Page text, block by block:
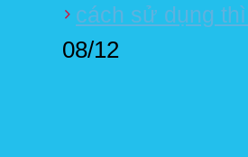
cách sử dụng
08/12